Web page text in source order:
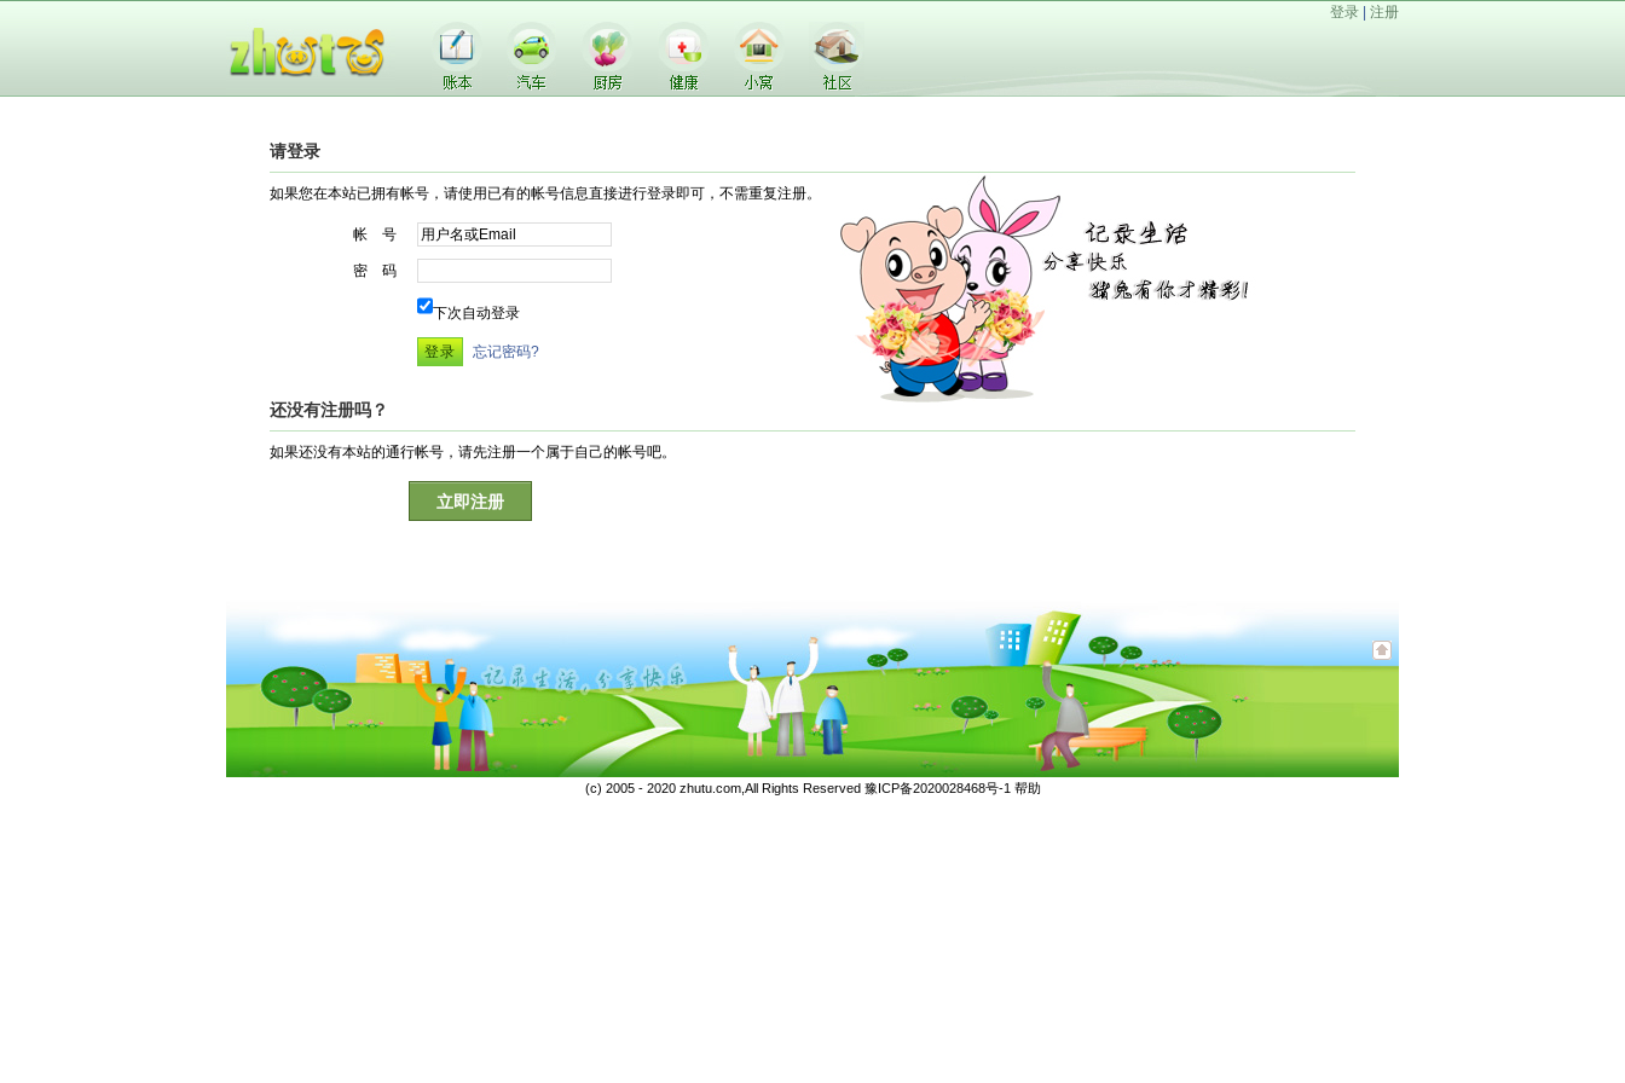
登录 注册
请登录
如果您在本站已拥有帐号，请使用已有的帐号信息直接进行登录即可，不需重复注册。
帐 号
密 码
下次自动登录
忘记密码?
还没有注册吗？
如果还没有本站的通行帐号，请先注册一个属于自己的帐号吧。
立即注册
(c) 2005 - 2020 zhutu.com,All Rights Reserved 豫ICP备2020028468号-1 帮助